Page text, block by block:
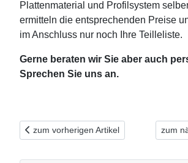
Plattenmaterial und Profilsystem
ermitteln die entsprechenden Preise
im Anschluss nur noch Ihre Teilleliste.
Gerne beraten wir Sie aber auch
Sprechen Sie uns an.
Vorheriger Beitrag: Ein "Zuhause" für all
zum vorherigen Artikel zum